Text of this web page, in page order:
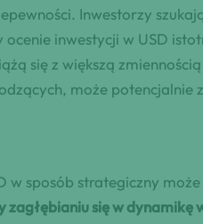
Inwestorzy
inwestycji w USD
się z większą
może
w sposób strategiczny
zagłębianiu się w